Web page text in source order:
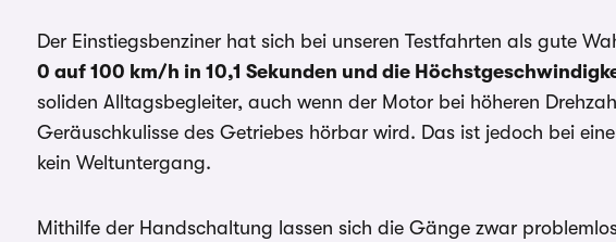
Der Einstiegsbenziner hat sich bei unseren Testfahrten als gute
0 auf 100 km/h in 10,1 Sekunden und die
soliden Alltagsbegleiter, auch wenn der Motor bei höheren
Geräuschkulisse des Getriebes hörbar wird. Das ist jedoch bei
kein Weltuntergang.
Mithilfe der Handschaltung lassen sich die Gänge zwar